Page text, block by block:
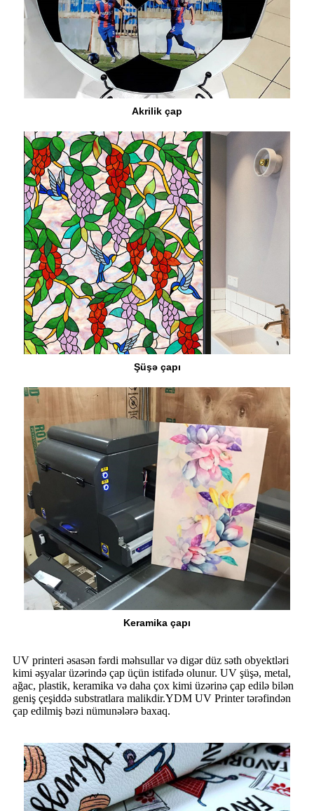
Akrilik çap
Şüşə çapı
Keramika çapı
UV printeri əsasən fərdi məhsullar və digər düz səth obyektləri
kimi əşyalar üzərində çap üçün istifadə olunur. UV şüşə, metal,
ağac, plastik, keramika və daha çox kimi üzərinə çap edilə bilən
geniş çeşiddə substratlara malikdir.YDM UV Printer tərəfindən
çap edilmiş bəzi nümunələrə baxaq.